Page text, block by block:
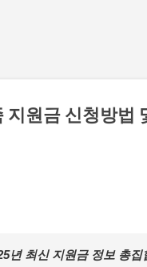
원금 신청방법
년 최신 지원금 정보 총집